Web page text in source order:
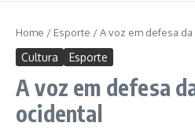
Home / Esporte /A voz em defesa
Cultura Esporte
A voz em defesa
ocidental